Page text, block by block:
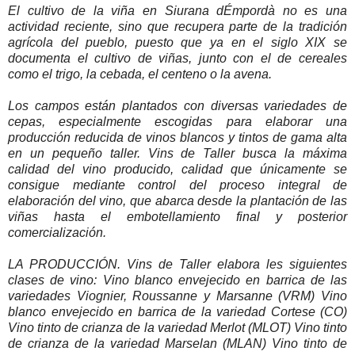
El cultivo de la viña en Siurana dÉmpordà no es una
actividad reciente, sino que recupera parte de la tradición
agrícola del pueblo, puesto que ya en el siglo XIX se
documenta el cultivo de viñas, junto con el de cereales
como el trigo, la cebada, el centeno o la avena.
Los campos están plantados con diversas variedades de
cepas, especialmente escogidas para elaborar una
producción reducida de vinos blancos y tintos de gama alta
en un pequeño taller. Vins de Taller busca la máxima
calidad del vino producido, calidad que únicamente se
consigue mediante control del proceso integral de
elaboración del vino, que abarca desde la plantación de las
viñas hasta el embotellamiento final y posterior
comercialización.
LA PRODUCCIÓN. Vins de Taller elabora les siguientes
clases de vino: Vino blanco envejecido en barrica de las
variedades Viognier, Roussanne y Marsanne (VRM) Vino
blanco envejecido en barrica de la variedad Cortese (CO)
Vino tinto de crianza de la variedad Merlot (MLOT) Vino tinto
de crianza de la variedad Marselan (MLAN) Vino tinto de